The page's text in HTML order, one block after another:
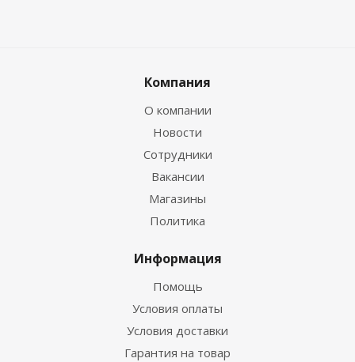
Компания
О компании
Новости
Сотрудники
Вакансии
Магазины
Политика
Информация
Помощь
Условия оплаты
Условия доставки
Гарантия на товар